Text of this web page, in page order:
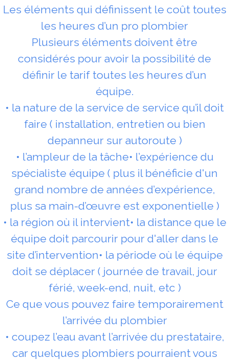
Les éléments qui définissent le coût toutes
les heures d’un pro plombier
Plusieurs éléments doivent être
considérés pour avoir la possibilité de
définir le tarif toutes les heures d’un
équipe.
• la nature de la service de service qu’il doit
faire ( installation, entretien ou bien
depanneur sur autoroute )
• l’ampleur de la tâche• l’expérience du
spécialiste équipe ( plus il bénéficie d'un
grand nombre de années d’expérience,
plus sa main-d’œuvre est exponentielle )
• la région où il intervient• la distance que le
équipe doit parcourir pour d'aller dans le
site d’intervention• la période où le équipe
doit se déplacer ( journée de travail, jour
férié, week-end, nuit, etc )
Ce que vous pouvez faire temporairement
l’arrivée du plombier
• coupez l’eau avant l’arrivée du prestataire,
car quelques plombiers pourraient vous